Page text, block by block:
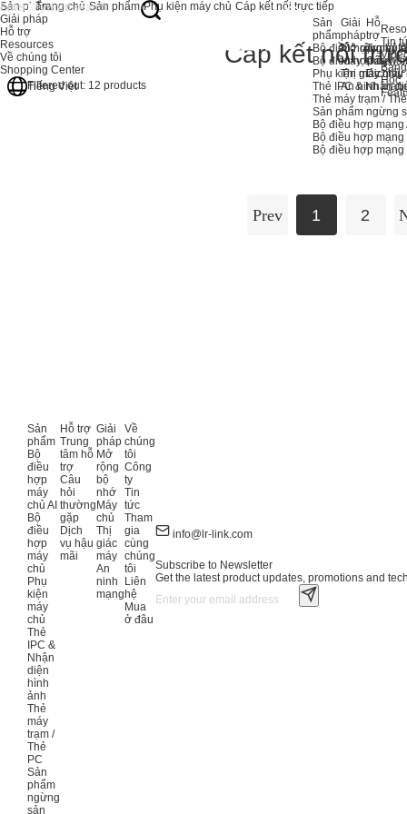
Sản
phẩm
Bộ điều hợp máy
Bộ điều hợp máy
Phụ kiện máy chủ
Thẻ IPC & Nhận
Thẻ máy trạm /
Sản phẩm ngừng
Bộ điều hợp mạng
Bộ điều hợp mạng
Bộ điều hợp
Giải
pháp
Mở rộng bộ
Máy chủ
Thị giác máy
An ninh
Hỗ
trợ
Trung
Câu
Dịch vụ
Tin
Học
Sản phẩm
Giải pháp
Hỗ trợ
Resources
Về chúng tôi
Shopping Center
Tiếng Việt
Trang chủ Sản phẩm Phụ kiện máy chủ Cáp kết nối trực tiếp
Cáp kết nối
Filtered out: 12 products
Prev 1 2
Sản
phẩm
Bộ
điều
hợp
máy
chủ AI
Bộ
điều
hợp
máy
chủ
Phụ
kiện
máy
chủ
Thẻ
IPC &
Nhận
diện
hình
ảnh
Thẻ
máy
trạm /
Thẻ
PC
Sản
phẩm
ngừng
sản
Hỗ trợ
Trung
tâm hỗ
trợ
Câu
hỏi
thường
gặp
Dịch
vụ hậu
mãi
Giải
pháp
Mở
rộng
bộ
nhớ
Máy
chủ
Thị
giác
máy
An
ninh
mạng
Về
chúng
tôi
Công
ty
Tin
tức
Tham
gia
cùng
chúng
tôi
Liên
hệ
Mua
ở đâu
info@lr-link.com
Subscribe to Newsletter
Get the latest product updates, promotions and